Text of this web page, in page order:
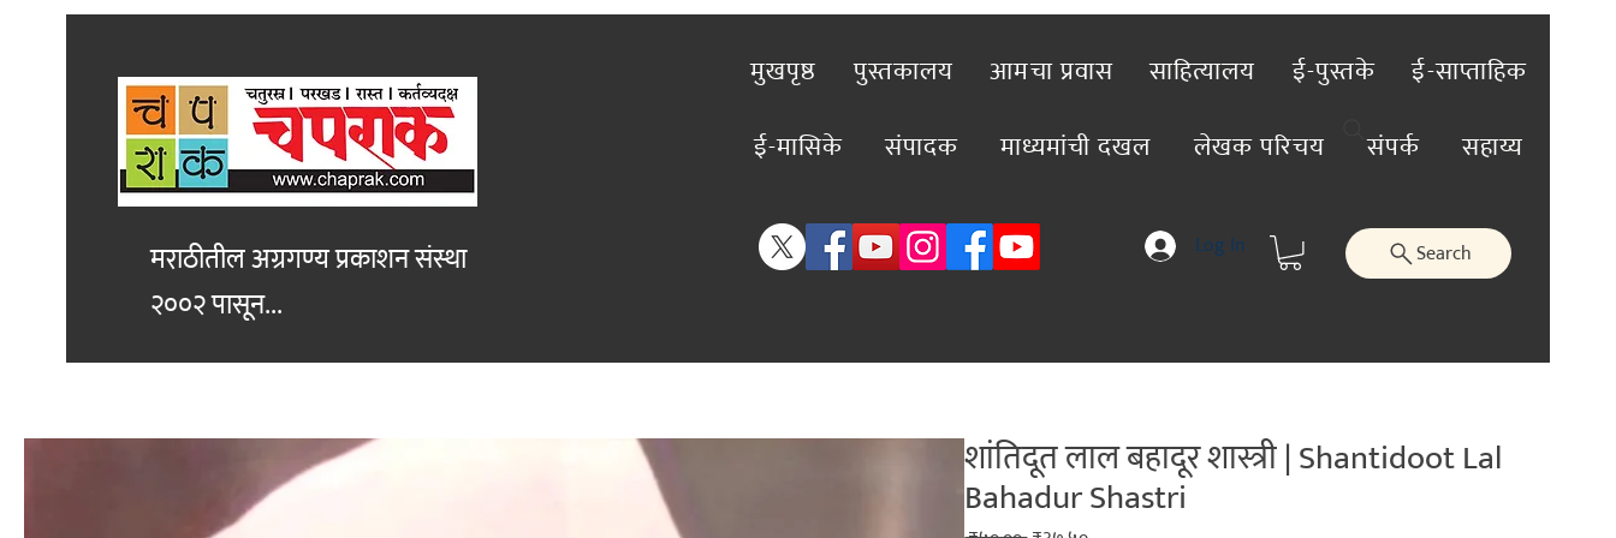
मराठीतील अग्रगण्य प्रकाशनसंस्था
२००२ पासून...
मुखपृष्ठ पुस्तकालय आमचा प्रवास साहित्यालय ई-पुस्तके
ई-साप्ताहिक
ई-मासिके
संपादक माध्यमांची दखल लेखक परिचय संपर्क सहाय्य
Log In Search
शांतिदूत लाल बहादूर शास्त्री | Shantidoot Lal
Bahadur Shastri